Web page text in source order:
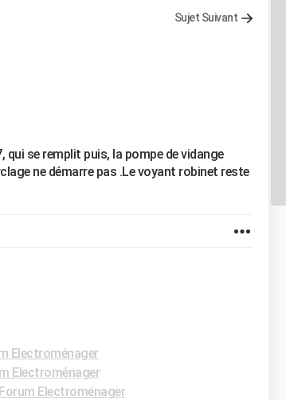
Sujet Suivant
qui se remplit puis, la pompe de vidange
ne démarre pas .Le voyant robinet reste
Electroménager
Electroménager
Forum Electroménager